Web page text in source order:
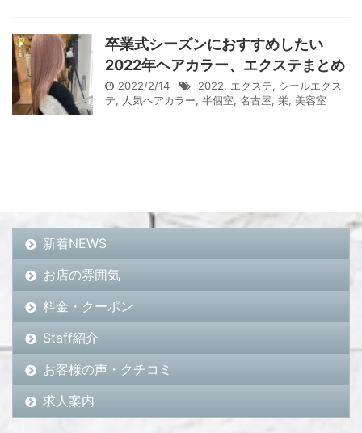
卒業式シーズンにおすすめしたい
2022年ヘアカラー、エクステまとめ
2022/2/14 2022, エクステ, シールエクス
テ, 人気ヘアカラー, 半個室, 名古屋, 栄, 美容室
新着NEWS
お店の雰囲気
料金・クーポン
Staff紹介
お客様の声・クチコミ
求人案内